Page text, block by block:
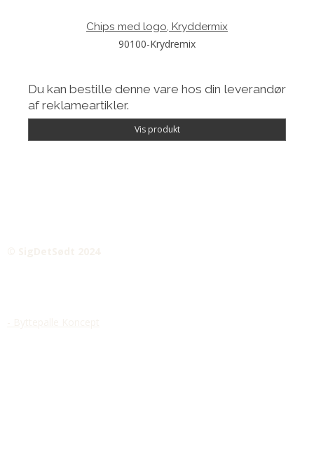
Chips med logo, Kryddermix
90100-Krydremix
Du kan bestille denne vare hos din leverandør
af reklameartikler.
Vis produkt